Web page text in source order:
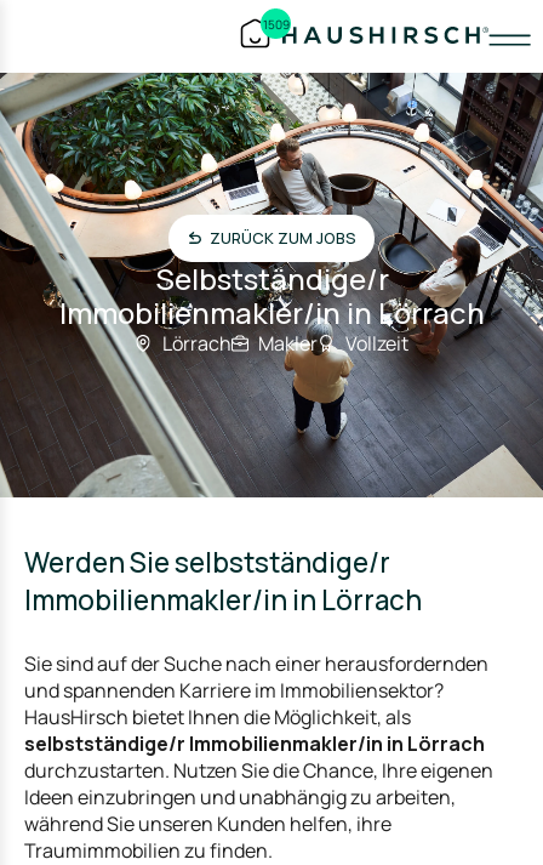
1509
ZURÜCK ZUM JOBS
Selbstständige/r
Immobilienmakler/in in Lörrach
Lörrach Makler Vollzeit
Werden Sie selbstständige/r
Immobilienmakler/in in Lörrach
Sie sind auf der Suche nach einer herausfordernden
und spannenden Karriere im Immobiliensektor?
HausHirsch bietet Ihnen die Möglichkeit, als
selbstständige/r Immobilienmakler/in in Lörrach
durchzustarten. Nutzen Sie die Chance, Ihre eigenen
Ideen einzubringen und unabhängig zu arbeiten,
während Sie unseren Kunden helfen, ihre
Traumimmobilien zu finden.